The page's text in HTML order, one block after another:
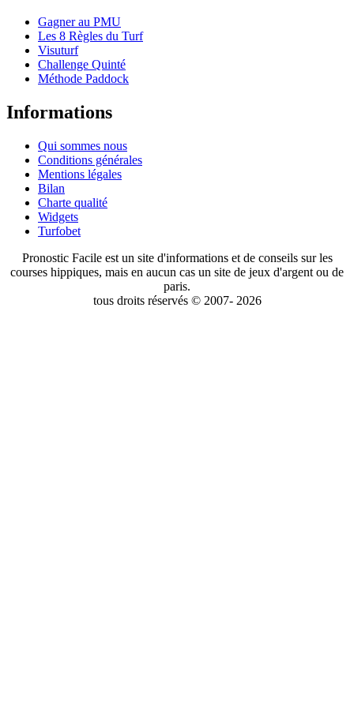
Gagner au PMU
Les 8 Règles du Turf
Visuturf
Challenge Quinté
Méthode Paddock
Informations
Qui sommes nous
Conditions générales
Mentions légales
Bilan
Charte qualité
Widgets
Turfobet
Pronostic Facile est un site d'informations et de conseils sur les
courses hippiques, mais en aucun cas un site de jeux d'argent ou de
paris.
tous droits réservés © 2007- 2026